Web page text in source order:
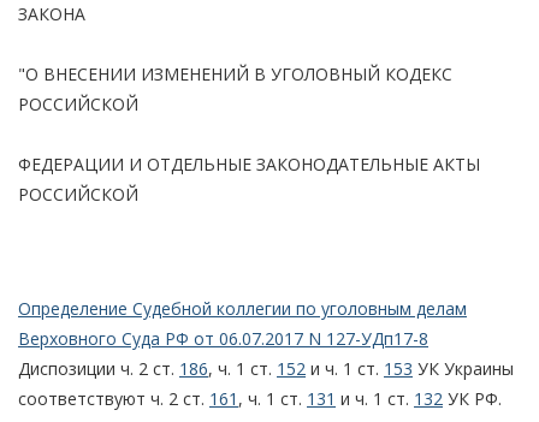
ЗАКОНА
"О ВНЕСЕНИИ ИЗМЕНЕНИЙ В УГОЛОВНЫЙ КОДЕКС
РОССИЙСКОЙ
ФЕДЕРАЦИИ И ОТДЕЛЬНЫЕ ЗАКОНОДАТЕЛЬНЫЕ АКТЫ
РОССИЙСКОЙ
Определение Судебной коллегии по уголовным делам
Верховного Суда РФ от 06.07.2017 N 127-УДп17-8
Диспозиции ч. 2 ст. 186, ч. 1 ст. 152 и ч. 1 ст. 153 УК Украины
соответствуют ч. 2 ст. 161 , ч. 1 ст. 131 и ч. 1 ст. 132 УК РФ.